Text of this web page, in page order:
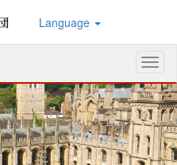
Language
メ
ニ
ュ
ー